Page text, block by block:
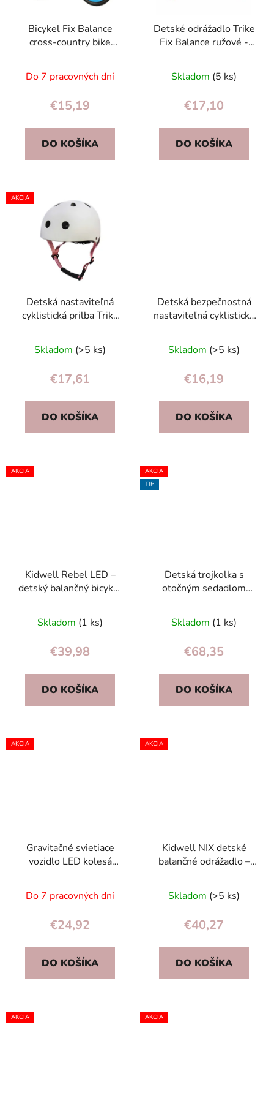
Bicykel Fix Balance
cross-country bike
hodnotenie
produktu
je
5,0
z
Do 7 pracovných dní
€15,19
DO KOŠÍKA
Detské odrážadlo Trike
Fix Balance ružové -
bicykel 2+ s EVA
kolesami
Skladom (5 ks)
€17,10
DO KOŠÍKA
AKCIA
Detská nastaviteľná
cyklistická prilba Trike
ľahká, EN1078
Skladom (>5 ks)
€17,61
DO KOŠÍKA
Detská bezpečnostná
nastaviteľná cyklistická
58 cm fialová
Skladom (>5 ks)
€16,19
DO KOŠÍKA
AKCIA
Kidwell Rebel LED –
detský balančný bicykel
EVA, bez batérií
Skladom (1 ks)
€39,98
DO KOŠÍKA
AKCIA
TIP
Detská trojkolka s
otočným sedadlom
Skladom (1 ks)
€68,35
DO KOŠÍKA
AKCIA
Gravitačné svietiace
vozidlo LED kolesá
Do 7 pracovných dní
€24,92
DO KOŠÍKA
AKCIA
Kidwell NIX detské
balančné odrážadlo –
turbinové ráfiky, PU
kolesá
Skladom (>5 ks)
€40,27
DO KOŠÍKA
AKCIA AKCIA